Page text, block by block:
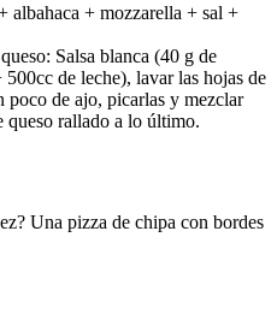
albahaca + mozzarella + sal +
Salsa blanca (40 g de
de leche), lavar las hojas de
poco de ajo, picarlas y mezclar
queso rallado a lo último.
Una pizza de chipa con bordes